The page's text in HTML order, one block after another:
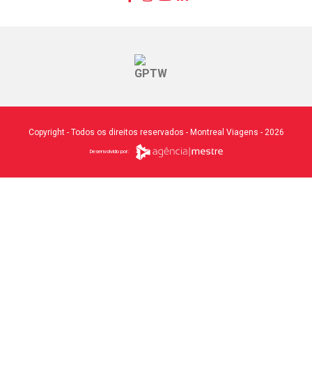
Copyright - Todos os direitos reservados - Montreal Viagens - 2026
Desenvolvido por: